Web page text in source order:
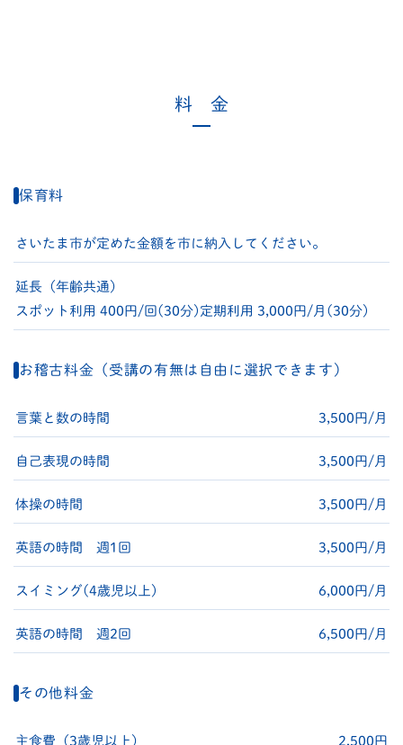
料 金
保育料
さいたま市が定めた金額を市に納入してください。
延長（年齢共通）
スポット利用 400円/回(30分) 定期利用 3,000円/月(30分)
お稽古料金（受講の有無は自由に選択できます）
言葉と数の時間 3,500円/月
自己表現の時間 3,500円/月
体操の時間 3,500円/月
英語の時間 週1回 3,500円/月
スイミング(4歳児以上) 6,000円/月
英語の時間 週2回 6,500円/月
その他料金
主食費（3歳児以上） 2,500円